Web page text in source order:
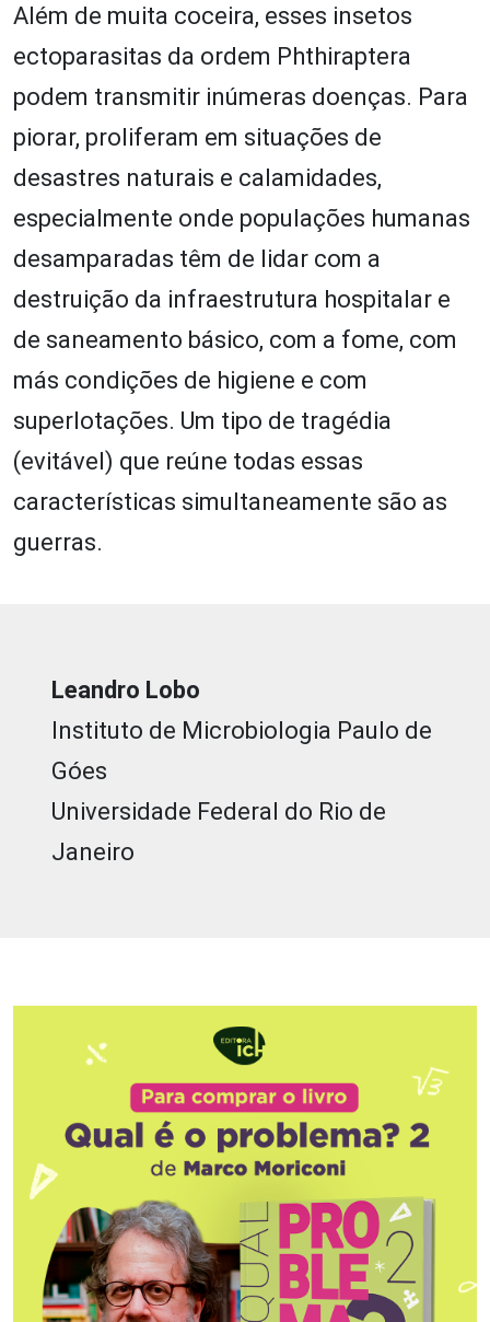
Além de muita coceira, esses insetos
ectoparasitas da ordem Phthiraptera
podem transmitir inúmeras doenças. Para
piorar, proliferam em situações de
desastres naturais e calamidades,
especialmente onde populações humanas
desamparadas têm de lidar com a
destruição da infraestrutura hospitalar e
de saneamento básico, com a fome, com
más condições de higiene e com
superlotações. Um tipo de tragédia
(evitável) que reúne todas essas
características simultaneamente são as
guerras.
Leandro Lobo
Instituto de Microbiologia Paulo de
Góes
Universidade Federal do Rio de
Janeiro